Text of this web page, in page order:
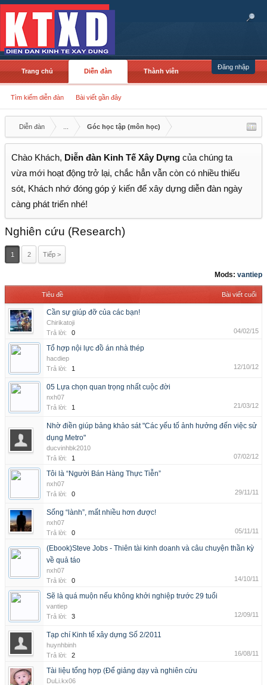
Đăng nhập
Trang chủ Diễn đàn
Tìm kiếm diễn đàn Bài viết gần đây
Thành viên
Diễn đàn Góc học tập (môn học)
Chào Khách, Diễn đàn Kinh Tế Xây Dựng của chúng ta
vừa mới hoạt động trở lại, chắc hẳn vẫn còn có nhiều thiếu
sót, Khách nhớ đóng góp ý kiến để xây dựng diễn đàn ngày
càng phát triển nhé!
Nghiên cứu (Research)
1 2 Tiếp >
Mods: vantiep
Tiêu đề Bài viết cuối
Cần sự giúp đỡ của các bạn!
Chirikatoji
Trả lời:
0 04/02/15
Tổ hợp nội lực đồ án nhà thép
hacdiep
Trả lời:
1 12/10/12
05 Lựa chọn quan trọng nhất cuộc đời
nxh07
Trả lời:
1 21/03/12
Nhờ điền giúp bảng khảo sát "Các yếu tố ảnh hưởng đến việc sử
dụng Metro"
ducvinhbk2010
Trả lời:
1 07/02/12
Tôi là “Người Bán Hàng Thực Tiễn”
nxh07
Trả lời:
0 29/11/11
Sống “lành”, mất nhiều hơn được!
nxh07
Trả lời:
0 05/11/11
(Ebook)Steve Jobs - Thiên tài kinh doanh và câu chuyện thần kỳ
về quả táo
nxh07
Trả lời:
0 14/10/11
Sẽ là quá muộn nếu không khởi nghiệp trước 29 tuổi
vantiep
Trả lời:
3 12/09/11
Tạp chí Kinh tế xây dựng Số 2/2011
huynhbinh
Trả lời:
2 16/08/11
Tài liệu tổng hợp (Để giảng dạy và nghiên cứu
DuLi.kx06